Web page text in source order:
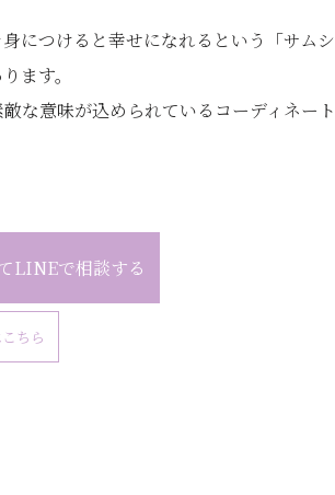
につけると幸せになれるという「サムシ
ます。
な意味が込められているコーディネート
LINEで相談する
ちら